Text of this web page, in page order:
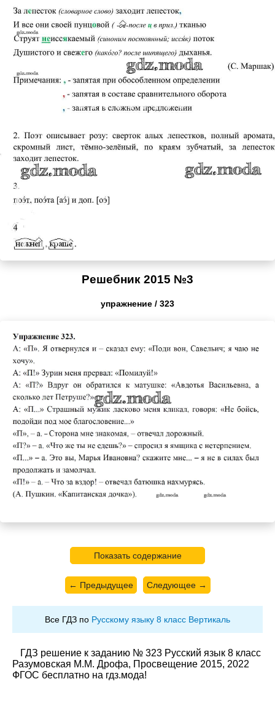
Решебник 2015 №3
упражнение / 323
Показать содержание
← Предыдущее Следующее →
Все ГДЗ по Русскому языку 8 класс Вертикаль
ГДЗ решение к заданию № 323 Русский язык 8 класс
Разумовская М.М. Дрофа, Просвещение 2015, 2022
ФГОС бесплатно на гдз.мода!